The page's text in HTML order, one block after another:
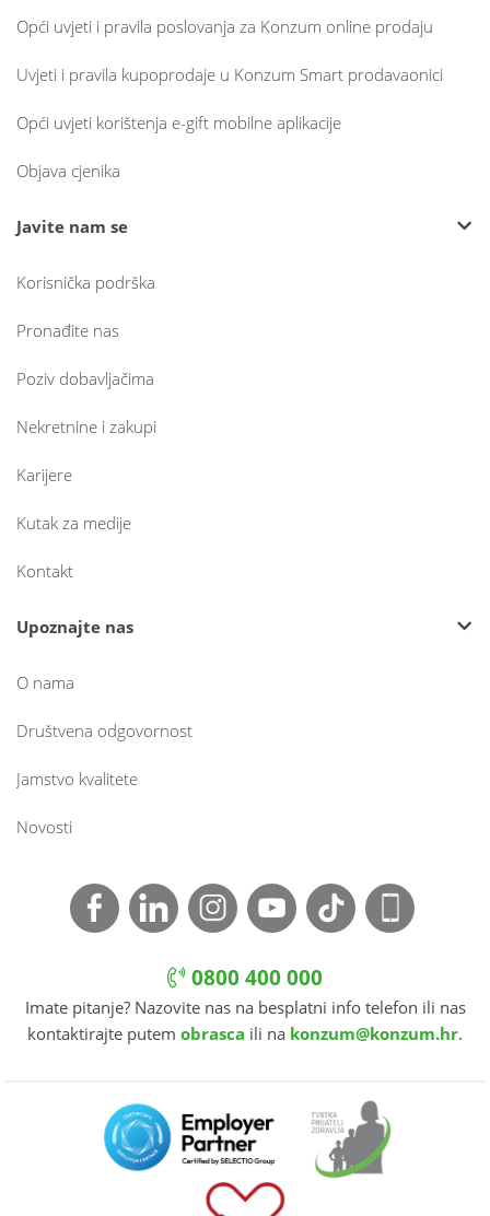
Opći uvjeti i pravila poslovanja za Konzum online prodaju
Uvjeti i pravila kupoprodaje u Konzum Smart prodavaonici
Opći uvjeti korištenja e-gift mobilne aplikacije
Objava cjenika
Javite nam se
Korisnička podrška
Pronađite nas
Poziv dobavljačima
Nekretnine i zakupi
Karijere
Kutak za medije
Kontakt
Upoznajte nas
O nama
Društvena odgovornost
Jamstvo kvalitete
Novosti
0800 400 000
Imate pitanje? Nazovite nas na besplatni info telefon ili nas
kontaktirajte putem obrasca ili na konzum@konzum.hr.